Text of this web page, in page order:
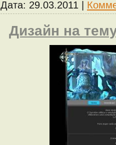
Дата: 29.03.2011 |
Дизайн на